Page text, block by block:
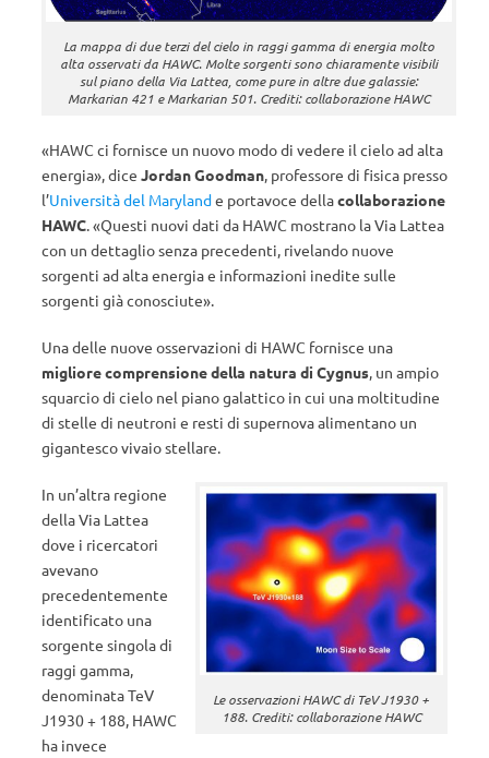
La mappa di due terzi del cielo in raggi gamma di energia molto
alta osservati da HAWC. Molte sorgenti sono chiaramente visibili
sul piano della Via Lattea, come pure in altre due galassie:
Markarian 421 e Markarian 501. Crediti: collaborazione HAWC
«HAWC ci fornisce un nuovo modo di vedere il cielo ad alta
energia», dice Jordan Goodman, professore di fisica presso
l’Università del Marylande portavoce dellacollaborazione
HAWC. «Questi nuovi dati da HAWC mostrano la Via Lattea
con un dettaglio senza precedenti, rivelando nuove
sorgenti ad alta energia e informazioni inedite sulle
sorgenti già conosciute».
Una delle nuove osservazioni di HAWC fornisce una
migliore comprensione della natura di Cygnus, un ampio
squarcio di cielo nel piano galattico in cui una moltitudine
di stelle di neutroni e resti di supernova alimentano un
gigantesco vivaio stellare.
Le osservazioni HAWC di TeV J1930 +
188. Crediti: collaborazione HAWC
In un’altra regione
della Via Lattea
dove i ricercatori
avevano
precedentemente
identificato una
sorgente singola di
raggi gamma,
denominata TeV
J1930 + 188, HAWC
ha invece